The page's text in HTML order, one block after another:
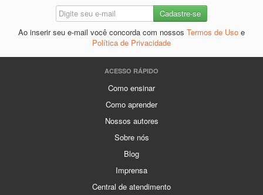
Ao inserir seu e-mail você concorda com nossos Termos de Uso e
Política de Privacidade
ACESSO RÁPIDO
Como ensinar
Como aprender
Nossos autores
Sobre nós
Blog
Imprensa
Central de atendimento